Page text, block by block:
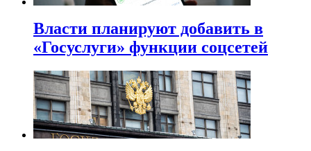
Власти планируют добавить в
«Госуслуги» функции соцсетей